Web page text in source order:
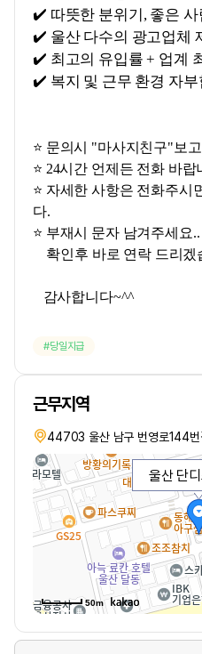
✔️ 따뜻한 분위기, 좋은 사
✔️ 울산 다수의 광고업체
✔️ 최고의 유입률 + 업계
✔️ 복지 및 근무 환경 자부
⭐ 문의시 "마사지친구"보
⭐ 24시간 언제든 전화 바랍
⭐ 자세한 사항은 전화주시
다.
⭐ 부재시 문자 남겨주세요..
확인후 바로 연락 드리겠
감사합니다~^^
당일지급
근무지역
44703 울산 남구 번영로144번
울산 단
50m